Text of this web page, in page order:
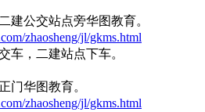
建公交站点旁华图教育。
zhaosheng/jl/gkms.html
车，二建站点下车。
门华图教育。
zhaosheng/jl/gkms.html